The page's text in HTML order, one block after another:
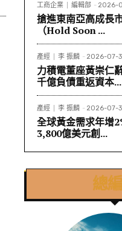
工商企業 編輯部 - 2026-
搶進東南亞高成長
（Hold Soon ...
產經 李 振麟 - 2026-07-
力積電董座黃崇仁
千億負債重返資本...
產經 李 振麟 - 2026-07-
全球黃金需求年增
3,800億美元創...
總